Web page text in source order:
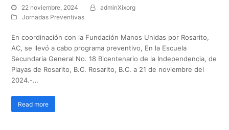
22 noviembre, 2024
adminXixorg
Jornadas Preventivas
En coordinación con la Fundación Manos Unidas por Rosarito,
AC, se llevó a cabo programa preventivo, En la Escuela
Secundaria General No. 18 Bicentenario de la Independencia, de
Playas de Rosarito, B.C. Rosarito, B.C. a 21 de noviembre del
2024.-…
Read more